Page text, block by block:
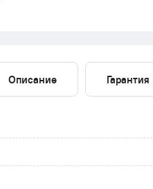
Описание Гарантия